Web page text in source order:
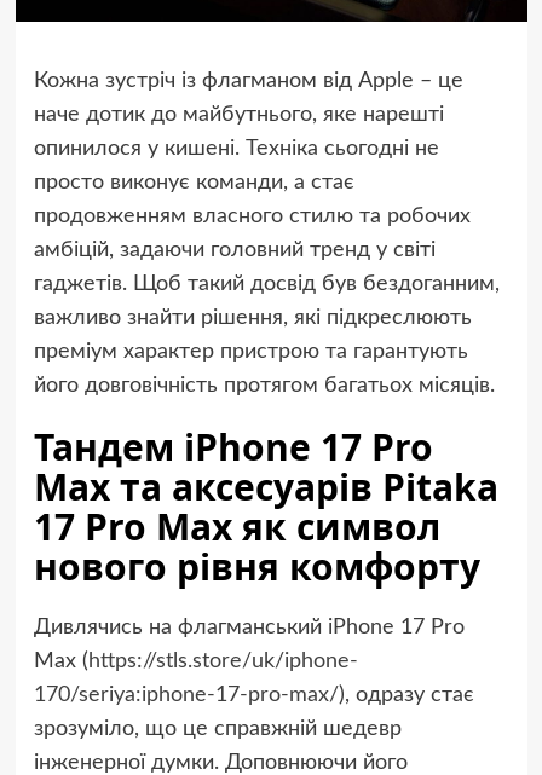
Кожна зустріч із флагманом від Apple – це
наче дотик до майбутнього, яке нарешті
опинилося у кишені. Техніка сьогодні не
просто виконує команди, а стає
продовженням власного стилю та робочих
амбіцій, задаючи головний тренд у світі
гаджетів. Щоб такий досвід був бездоганним,
важливо знайти рішення, які підкреслюють
преміум характер пристрою та гарантують
його довговічність протягом багатьох місяців.
Тандем iPhone 17 Pro
Max та аксесуарів Pitaka
17 Pro Max як символ
нового рівня комфорту
Дивлячись на флагманський iPhone 17 Pro
Max ( https://stls.store/uk/iphone-
170/seriya:iphone-17-pro-max/), одразу стає
зрозуміло, що це справжній шедевр
інженерної думки. Доповнюючи його